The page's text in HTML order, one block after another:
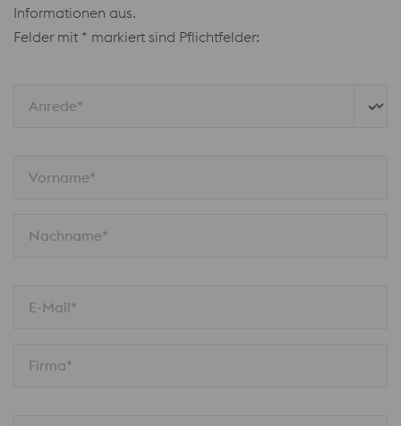
Informationen aus.
Felder mit * markiert sind Pflichtfelder:
Anrede*
Vorname*
Nachname*
E-Mail*
Firma*